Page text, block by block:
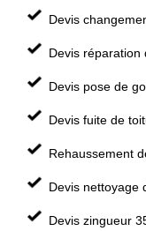
Devis
Devis réparation
Devis pose de
Devis fuite de
Rehaussement
Devis nettoyage
Devis zingueur